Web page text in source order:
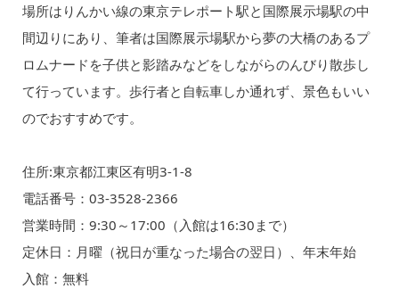
場所はりんかい線の東京テレポート駅と国際展示場駅の中
間辺りにあり、筆者は国際展示場駅から夢の大橋のあるプ
ロムナードを子供と影踏みなどをしながらのんびり散歩し
て行っています。歩行者と自転車しか通れず、景色もいい
のでおすすめです。
住所:東京都江東区有明3-1-8
電話番号：03-3528-2366
営業時間：9:30～17:00（入館は16:30まで）
定休日：月曜（祝日が重なった場合の翌日）、年末年始
入館：無料